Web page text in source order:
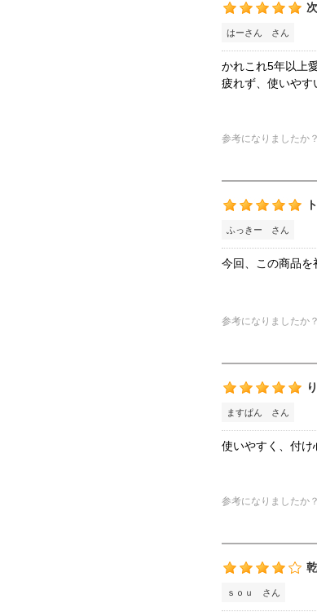
はーさん さん
かれこれ5年以上
疲れず、使いやす
参考になりましたか？
ふっきー さん
今回、この商品を
参考になりましたか？
ますぱん さん
使いやすく、付け
参考になりましたか？
ｓｏｕ さん